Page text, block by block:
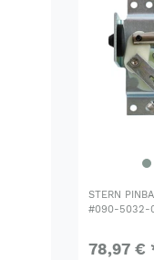
STERN
#090-5032-
78,97 €